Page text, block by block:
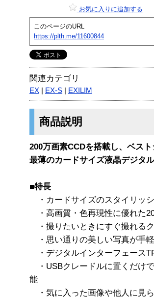
お気に入りに追加する
このページのURL
https://plth.me/11600844
関連カテゴリ
EX EX-S EXILIM
商品説明
200万画素CCDを搭載し、ベス
最薄のカードサイズ液晶デジタ
■特長
・カードサイズのスタイリッ
・高画質・色再現性に優れた
・撮りたいときにすぐ撮れる
・思い通りの美しい写真が手
・デジタルインターフェース
・USBクレードルに置くだけ
能
・気に入った画像や他人に見